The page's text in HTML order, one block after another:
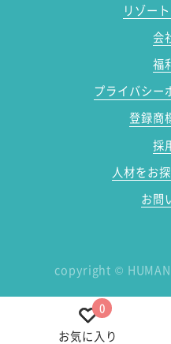
リゾー
会
福
プライバシー
登録商
採
人材をお
お問
copyright ©
0
お気に入り